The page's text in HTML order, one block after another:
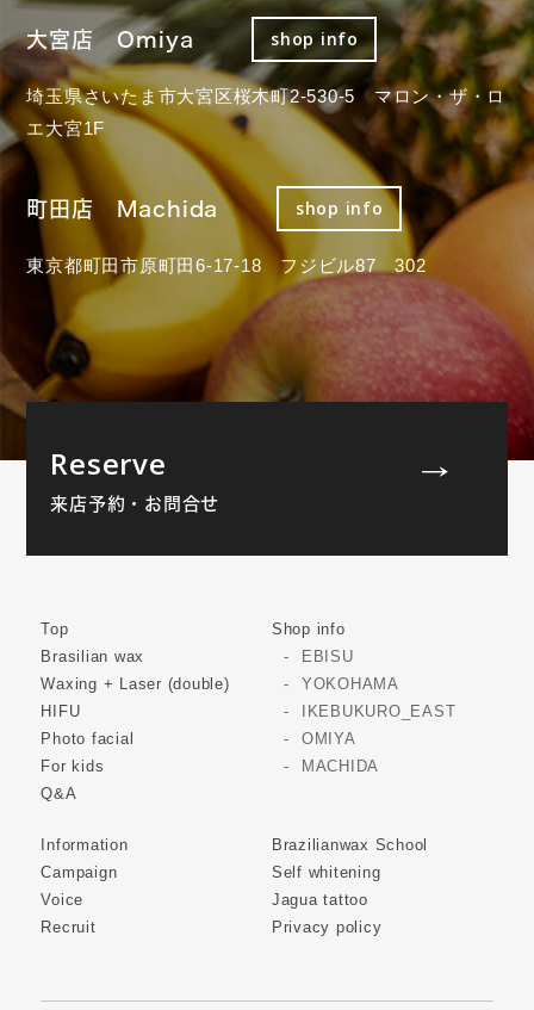
大宮店 Omiya shop info
埼玉県さいたま市大宮区桜木町2-530-5 マロン・ザ・ロ
エ大宮1F
町田店 Machida shop info
東京都町田市原町田6-17-18 フジビル87 302
Reserve
来店予約・お問合せ
Top
Brasilian wax
Waxing + Laser (double)
HIFU
Photo facial
For kids
Q&A
Shop info
EBISU
YOKOHAMA
IKEBUKURO_EAST
OMIYA
MACHIDA
Information
Campaign
Voice
Recruit
Brazilianwax School
Self whitening
Jagua tattoo
Privacy policy